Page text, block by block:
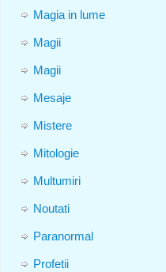
Magia in lume
Magii
Magii
Mesaje
Mistere
Mitologie
Multumiri
Noutati
Paranormal
Profetii